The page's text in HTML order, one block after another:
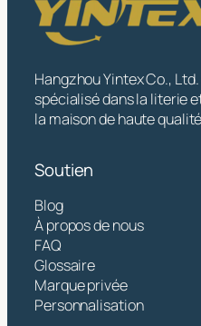
Hangzhou Yintex Co.,
spécialisé dans la literie
la maison de haute
Soutien
Blog
À propos de nous
FAQ
Glossaire
Marque privée
Personnalisation